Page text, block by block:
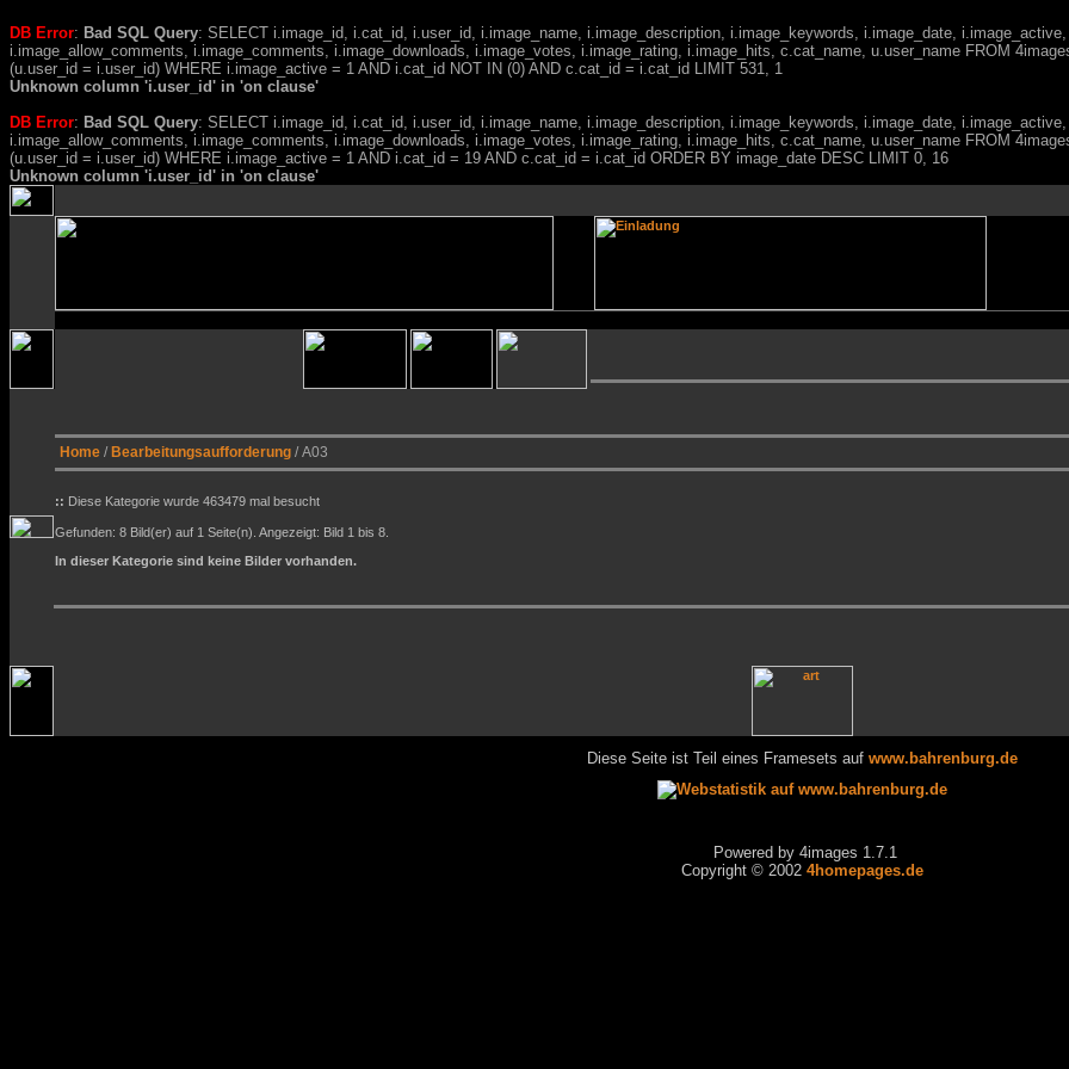
DB Error: Bad SQL Query: SELECT i.image_id, i.cat_id, i.user_id, i.image_name, i.image_description, i.image_keywords, i.image_date,
i.image_allow_comments, i.image_comments, i.image_downloads, i.image_votes, i.image_rating, i.image_hits, c.cat_name, u.user_name FROM
(u.user_id = i.user_id) WHERE i.image_active = 1 AND i.cat_id NOT IN (0) AND c.cat_id = i.cat_id LIMIT 531, 1
Unknown column 'i.user_id' in 'on clause'
DB Error: Bad SQL Query: SELECT i.image_id, i.cat_id, i.user_id, i.image_name, i.image_description, i.image_keywords, i.image_date,
i.image_allow_comments, i.image_comments, i.image_downloads, i.image_votes, i.image_rating, i.image_hits, c.cat_name, u.user_name FROM
(u.user_id = i.user_id) WHERE i.image_active = 1 AND i.cat_id = 19 AND c.cat_id = i.cat_id ORDER BY image_date DESC LIMIT 0, 16
Unknown column 'i.user_id' in 'on clause'
Home / Bearbeitungsaufforderung / A03
:: Diese Kategorie wurde 463479 mal besucht
Gefunden: 8 Bild(er) auf 1 Seite(n). Angezeigt: Bild 1 bis 8.
In dieser Kategorie sind keine Bilder vorhanden.
Diese Seite ist Teil eines Framesets auf www.bahrenburg.de
Powered by 4images 1.7.1
Copyright © 2002 4homepages.de